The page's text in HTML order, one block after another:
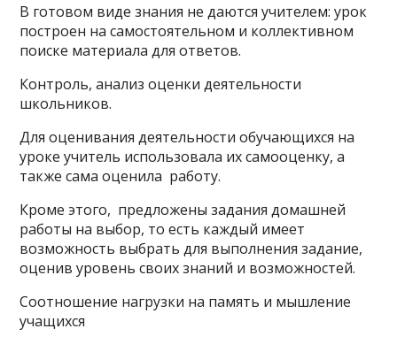
В готовом виде знания не даются учителем: урок
построен на самостоятельном и коллективном
поиске материала для ответов.
Контроль, анализ оценки деятельности
школьников.
Для оценивания деятельности обучающихся на
уроке учитель использовала их самооценку, а
также сама оценила работу.
Кроме этого, предложены задания домашней
работы на выбор, то есть каждый имеет
возможность выбрать для выполнения задание,
оценив уровень своих знаний и возможностей.
Соотношение нагрузки на память и мышление
учащихся